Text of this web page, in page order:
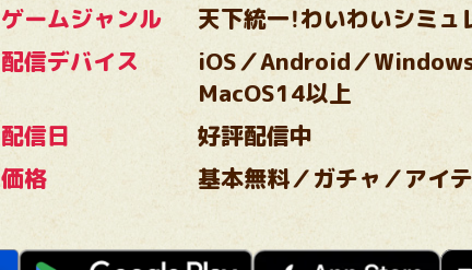
ゲームジャンル
天下統一！わいわいシミュ
配信デバイス
iOS／Android／
MacOS14以上
配信日
好評配信中
価格
基本無料／ガチャ／アイ